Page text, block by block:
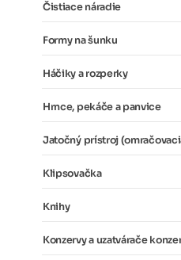
Čistiace náradie
Formy na šunku
Háčiky a rozperky
Hrnce, pekáče a panvice
Jatočný prístroj
Klipsovačka
Knihy
Konzervy a uzatvárače